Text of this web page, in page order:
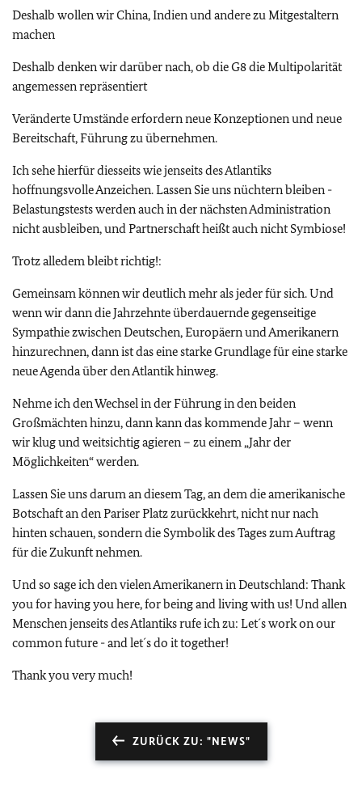
Deshalb wollen wir China, Indien und andere zu Mitgestaltern
machen
Deshalb denken wir darüber nach, ob die G8 die Multipolarität
angemessen repräsentiert
Veränderte Umstände erfordern neue Konzeptionen und neue
Bereitschaft, Führung zu übernehmen.
Ich sehe hierfür diesseits wie jenseits des Atlantiks
hoffnungsvolle Anzeichen. Lassen Sie uns nüchtern bleiben -
Belastungstests werden auch in der nächsten Administration
nicht ausbleiben, und Partnerschaft heißt auch nicht Symbiose!
Trotz alledem bleibt richtig!:
Gemeinsam können wir deutlich mehr als jeder für sich. Und
wenn wir dann die Jahrzehnte überdauernde gegenseitige
Sympathie zwischen Deutschen, Europäern und Amerikanern
hinzurechnen, dann ist das eine starke Grundlage für eine starke
neue Agenda über den Atlantik hinweg.
Nehme ich den Wechsel in der Führung in den beiden
Großmächten hinzu, dann kann das kommende Jahr – wenn
wir klug und weitsichtig agieren – zu einem „Jahr der
Möglichkeiten“ werden.
Lassen Sie uns darum an diesem Tag, an dem die amerikanische
Botschaft an den Pariser Platz zurückkehrt, nicht nur nach
hinten schauen, sondern die Symbolik des Tages zum Auftrag
für die Zukunft nehmen.
Und so sage ich den vielen Amerikanern in Deutschland: Thank
you for having you here, for being and living with us! Und allen
Menschen jenseits des Atlantiks rufe ich zu: Let´s work on our
common future - and let´s do it together!
Thank you very much!
ZURÜCK ZU: "NEWS"